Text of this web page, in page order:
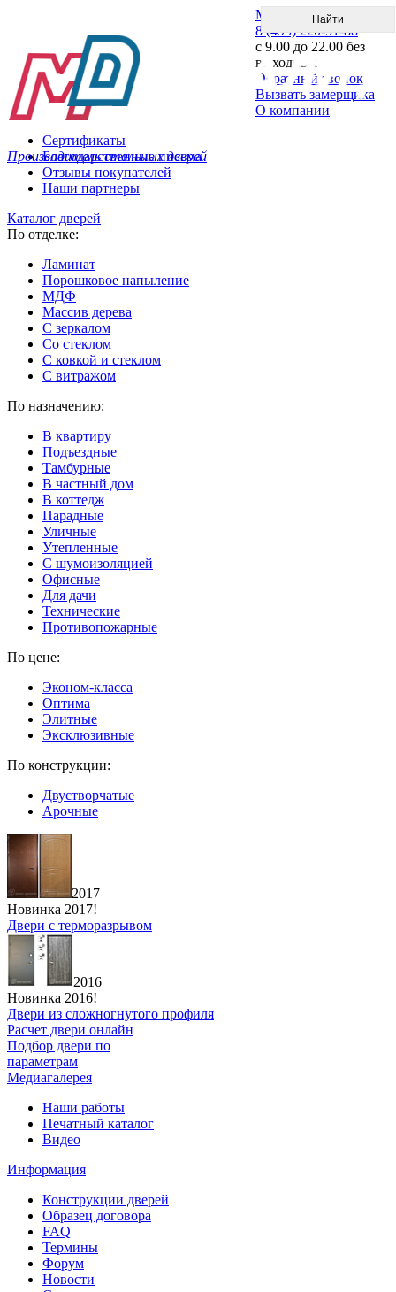
Производитель стальных дверей
Меню
8 (495) 220-51-88
с 9.00 до 22.00 без
выходных
Обратный звонок
Вызвать замерщика
О компании
Сертификаты
Благодарственные письма
Отзывы покупателей
Наши партнеры
Каталог дверей
По отделке:
Ламинат
Порошковое напыление
МДФ
Массив дерева
С зеркалом
Со стеклом
С ковкой и стеклом
С витражом
По назначению:
В квартиру
Подъездные
Тамбурные
В частный дом
В коттедж
Парадные
Уличные
Утепленные
C шумоизоляцией
Офисные
Для дачи
Технические
Противопожарные
По цене:
Эконом-класса
Оптима
Элитные
Эксклюзивные
По конструкции:
Двустворчатые
Арочные
2017
Новинка 2017!
Двери с терморазрывом
2016
Новинка 2016!
Двери из сложногнутого профиля
Расчет двери онлайн
Подбор двери по
параметрам
Медиагалерея
Наши работы
Печатный каталог
Видео
Информация
Конструкции дверей
Образец договора
FAQ
Термины
Форум
Новости